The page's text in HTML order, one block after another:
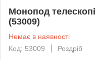
Монопод
(53009)
Немає в наявності
Код: 53009
Роздріб